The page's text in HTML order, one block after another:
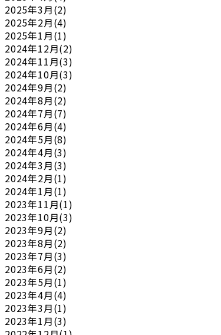
2025年3月(2)
2025年2月(4)
2025年1月(1)
2024年12月(2)
2024年11月(3)
2024年10月(3)
2024年9月(2)
2024年8月(2)
2024年7月(7)
2024年6月(4)
2024年5月(8)
2024年4月(3)
2024年3月(3)
2024年2月(1)
2024年1月(1)
2023年11月(1)
2023年10月(3)
2023年9月(2)
2023年8月(2)
2023年7月(3)
2023年6月(2)
2023年5月(1)
2023年4月(4)
2023年3月(1)
2023年1月(3)